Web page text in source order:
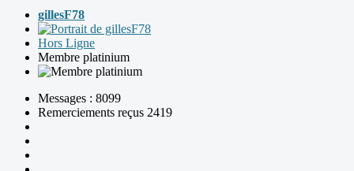
gillesF78
Hors Ligne
Membre platinium
Messages : 8099
Remerciements reçus 2419